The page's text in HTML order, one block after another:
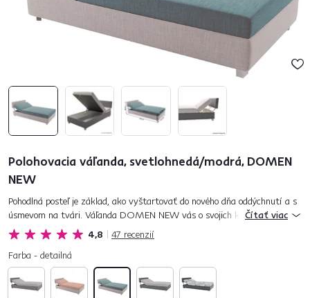
Polohovacia váľanda, svetlohnedá/modrá, DOMEN
NEW
4,8 47 recenzií
Pohodlná posteľ je základ, ako vyštartovať do nového dňa oddýchnutí a s
úsmevom na tvári. Váľanda DOMEN NEW vás o svojich kvalitách
presvedčí hneď niekoľkokrát. Je moderná, štýlová, zapadne do aké...
Čítať viac
Farba - detailná